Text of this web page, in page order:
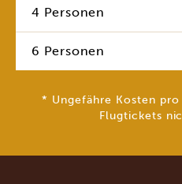
4 Personen
6 Personen
* Ungefähre Kosten
Flugtickets